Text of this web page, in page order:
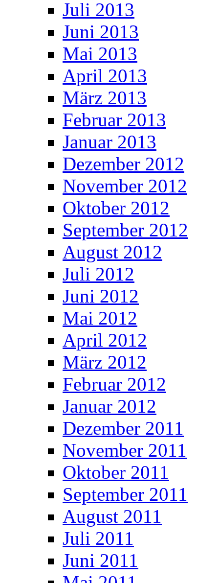
Juli 2013
Juni 2013
Mai 2013
April 2013
März 2013
Februar 2013
Januar 2013
Dezember 2012
November 2012
Oktober 2012
September 2012
August 2012
Juli 2012
Juni 2012
Mai 2012
April 2012
März 2012
Februar 2012
Januar 2012
Dezember 2011
November 2011
Oktober 2011
September 2011
August 2011
Juli 2011
Juni 2011